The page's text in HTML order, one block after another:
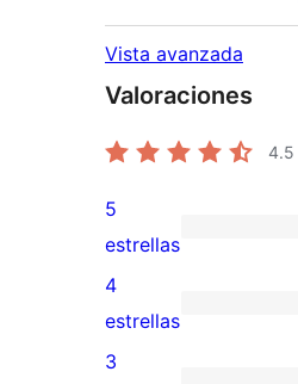
Vista avanzada
Valoraciones
4.5
1
valoración
de
5
5
estrellas
1
valoración
4
estrellas
3